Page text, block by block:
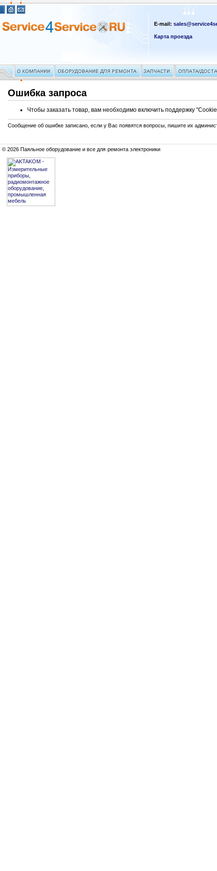
E-mail:
Карта проезда
Ошибка запроса
Чтобы заказать товар, вам необходимо включить поддержку
Сообщение об ошибке записано, если у Вас появятся вопросы, пишите их
© 2026 Паяльное оборудование и все для ремонта электроники